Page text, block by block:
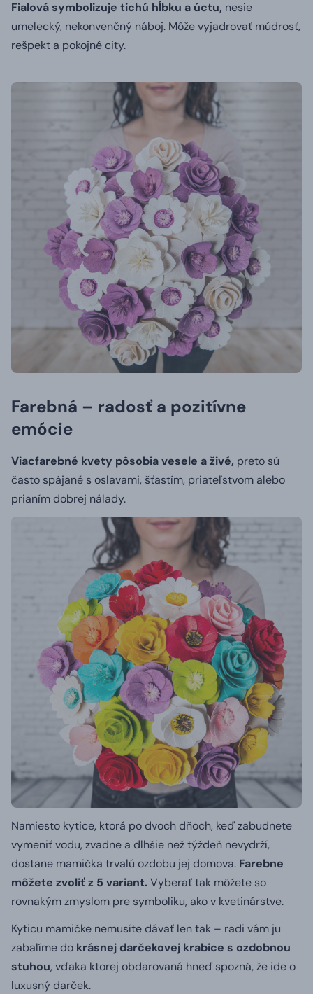
Fialová symbolizuje tichú hĺbku a úctu, nesie
umelecký, nekonvenčný náboj. Môže vyjadrovať múdrosť,
rešpekt a pokojné city.
Farebná – radosť a pozitívne
emócie
Viacfarebné kvety pôsobia vesele a živé, preto sú
často spájané s oslavami, šťastím, priateľstvom alebo
prianím dobrej nálady.
Namiesto kytice, ktorá po dvoch dňoch, keď zabudnete
vymeniť vodu, zvadne a dlhšie než týždeň nevydrží,
dostane mamička trvalú ozdobu jej domova. Farebne
môžete zvoliť z 5 variant.Vyberať tak môžete so
rovnakým zmyslom pre symboliku, ako v kvetinárstve.
Kyticu mamičke nemusíte dávať len tak – radi vám ju
zabalíme do krásnej darčekovej krabice s ozdobnou
stuhou, vďaka ktorej obdarovaná hneď spozná, že ide o
luxusný darček.